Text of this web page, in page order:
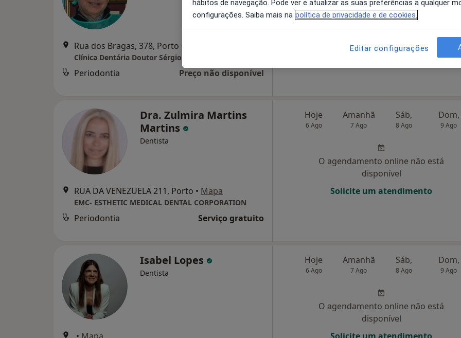
Rua dos Bragas, 378, Porto •
Clínica Dentária Doutor Sérgio Azevedo
Periodontia Preço não disponível
O agendamento online não está
Solicite um atendimento
Dra. Zulmira Martins
Martins
Dentista
RUA DA VENEZUELA 211, Porto • Mapa
EMC- ESTHETIC MEDICAL DENTAL CORPORATION
Periodontia Serviço gratuito
Hoje
6 Ago
Amanhã
7 Ago
Sáb,
8 Ago
Dom,
9 Ago
O agendamento online não está
disponível
Solicite um atendimento
Isabel Lopes
Dentista
Hoje
6 Ago
Amanhã
7 Ago
Sáb,
8 Ago
Dom,
9 Ago
O agendamento online não está
disponível
hábitos de navegação. Pode ver e atualizar as suas preferências a qualquer
configurações. Saiba mais na política de privacidade e de cookies.
Editar configurações